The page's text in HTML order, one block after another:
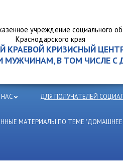
учреждение социального
Краснодарского края
КРАЕВОЙ КРИЗИСНЫЙ
В ТОМ ЧИСЛЕ С
ДЛЯ ПОЛУЧАТЕЛЕЙ
МАТЕРИАЛЫ ПО ТЕМЕ "ДОМАШНЕЕ